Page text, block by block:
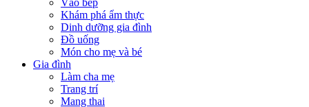
Vào bếp
Khám phá ẩm thực
Dinh dưỡng gia đình
Đồ uống
Món cho mẹ và bé
Gia đình
Làm cha mẹ
Trang trí
Mang thai